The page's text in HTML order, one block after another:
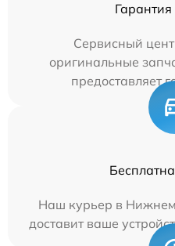
Сервисный
оригинальные
предоставляет
Наш курьер в
доставит ваше